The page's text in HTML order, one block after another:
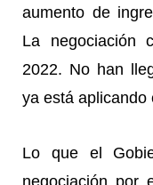
aumento de
La negociación
2022. No han
ya está aplicando
Lo que el
negociación por